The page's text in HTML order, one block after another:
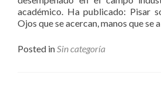
académico. Ha publicado: Pisar
Ojos que se acercan, manos que se
Posted inSin categoría